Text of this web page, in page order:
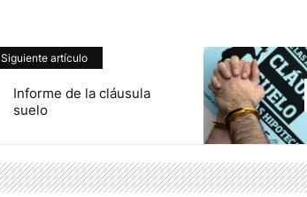
Siguiente artículo
Informe de la cláusula
suelo